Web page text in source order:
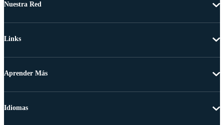
Nuestra Red
Links
Aprender Más
Idiomas